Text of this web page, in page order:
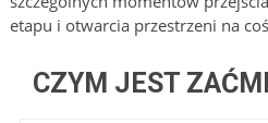
etapu i otwarcia przestrzeni na
CZYM JEST